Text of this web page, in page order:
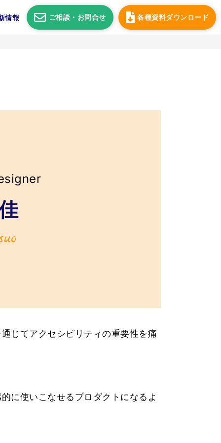
情報 ご相談・ お問合せ 各種資料ダウンロード
じてアクセシビリティの重要性を痛
に使いこなせるプロダクトになるよ